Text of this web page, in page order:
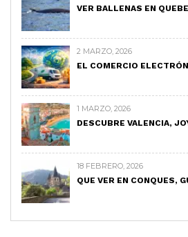
VER BALLENAS EN
2 MARZO, 2026
EL COMERCIO
1 MARZO, 2026
DESCUBRE VALENCIA,
18 FEBRERO, 2026
QUE VER EN CONQUES,